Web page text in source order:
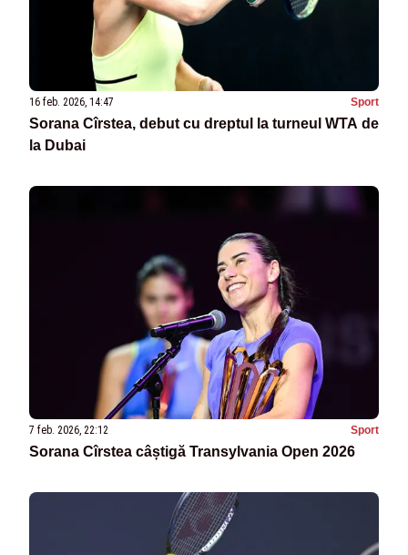
16 feb. 2026, 14:47 Sport
Sorana Cîrstea, debut cu dreptul la turneul WTA de
la Dubai
7 feb. 2026, 22:12 Sport
Sorana Cîrstea câștigă Transylvania Open 2026